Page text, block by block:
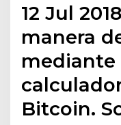
12 Jul
manera
mediante
Bitcoin.